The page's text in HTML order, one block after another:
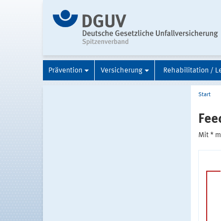
Prävention Versicherung Rehabilitation /
Start
Mit *